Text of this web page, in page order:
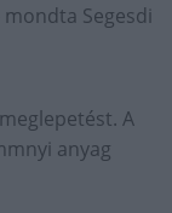
Segesdi
A
anyag